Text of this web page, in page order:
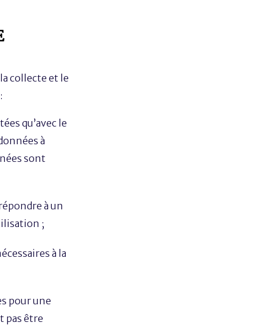
collecte et le
qu’avec le
à
sont
à un
;
à la
pour une
pas être